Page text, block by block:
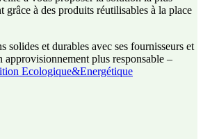
grâce à des produits réutilisables à la place
solides et durables avec ses fournisseurs et
approvisionnement plus responsable –
Ecologique&Energétique